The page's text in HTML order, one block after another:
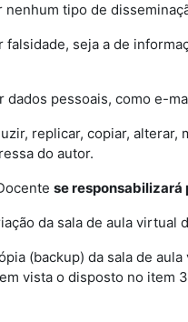
nenhum tipo de
falsidade, seja a de
dados pessoais, como e-
replicar, copiar,
do autor.
se responsabilizará
da sala de aula
(backup) da sala de
vista o disposto no item